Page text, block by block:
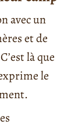
avec un
et de
là que
le